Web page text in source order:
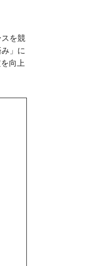
を競
」に
向上